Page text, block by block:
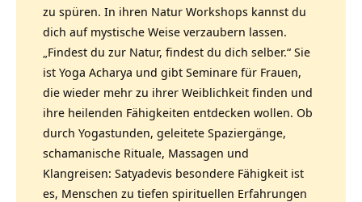
zu spüren. In ihren Natur Workshops kannst du
dich auf mystische Weise verzaubern lassen.
„Findest du zur Natur, findest du dich selber.“ Sie
ist Yoga Acharya und gibt Seminare für Frauen,
die wieder mehr zu ihrer Weiblichkeit finden und
ihre heilenden Fähigkeiten entdecken wollen. Ob
durch Yogastunden, geleitete Spaziergänge,
schamanische Rituale, Massagen und
Klangreisen: Satyadevis besondere Fähigkeit ist
es, Menschen zu tiefen spirituellen Erfahrungen